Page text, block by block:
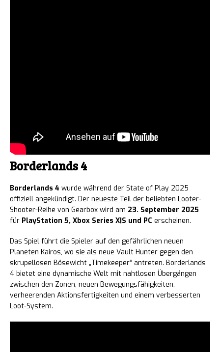
Borderlands 4
Borderlands 4 wurde während der State of Play 2025
offiziell angekündigt. Der neueste Teil der beliebten Looter-
Shooter-Reihe von Gearbox wird am 23. September 2025
für PlayStation 5, Xbox Series X|S und PC erscheinen.
Das Spiel führt die Spieler auf den gefährlichen neuen
Planeten Kairos, wo sie als neue Vault Hunter gegen den
skrupellosen Bösewicht „Timekeeper“ antreten. Borderlands
4 bietet eine dynamische Welt mit nahtlosen Übergängen
zwischen den Zonen, neuen Bewegungsfähigkeiten,
verheerenden Aktionsfertigkeiten und einem verbesserten
Loot-System.